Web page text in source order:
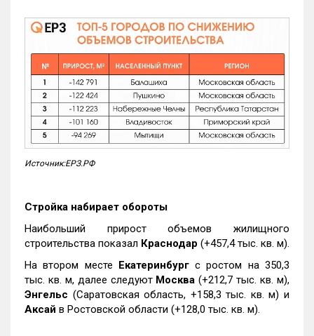
Источник:ЕРЗ.РФ
Стройка набирает обороты
Наибольший прирост объемов жилищного
строительства показал Краснодар (+457,4 тыс. кв. м).
На втором месте Екатеринбургс ростом на 350,3
тыс. кв. м, далее следуют Москва (+212,7 тыс. кв. м),
Энгельс (Саратовская область, +158,3 тыс. кв. м) и
Аксай в Ростовской области (+128,0 тыс. кв. м).